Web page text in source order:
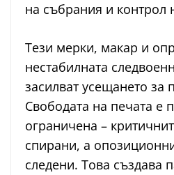
на събрания и контрол
Тези мерки, макар и
нестабилната
засилват усещането за
Свободата на печата е
ограничена –
спирани, а
следени. Това създава